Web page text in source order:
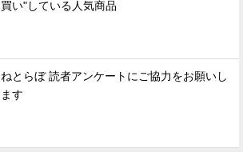
買い"している人気商品
ねとらぼ 読者アンケートにご協力をお願いし
ます